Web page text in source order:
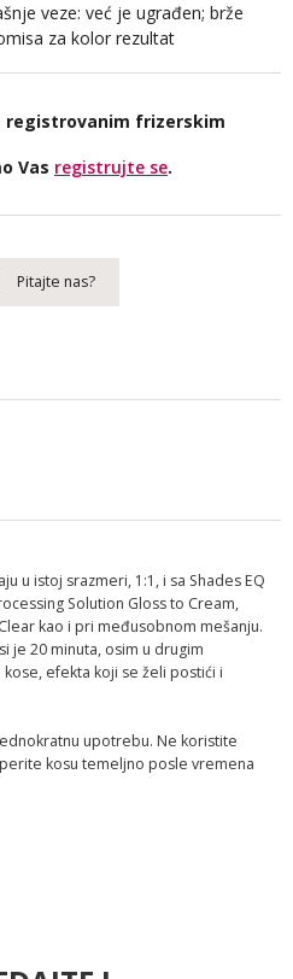
veze: već je ugrađen; brže
za kolor rezultat
registrovanim frizerskim
Vas registrujte se.
Pitajte nas?
u istoj srazmeri, 1:1, i sa Shades EQ
Solution Gloss to Cream,
kao i pri međusobnom mešanju.
je 20 minuta, osim u drugim
efekta koji se želi postići i
upotrebu. Ne koristite
kosu temeljno posle vremena